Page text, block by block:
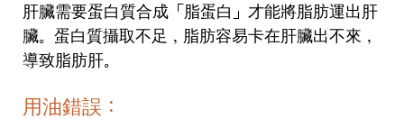
肝臟需要蛋白質合成「脂蛋白」才能將脂肪運出肝
臟。蛋白質攝取不足，脂肪容易卡在肝臟出不來，
導致脂肪肝。
用油錯誤：